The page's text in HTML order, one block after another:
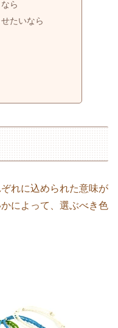
ら
たいなら
れに込められた意味が
によって、選ぶべき色